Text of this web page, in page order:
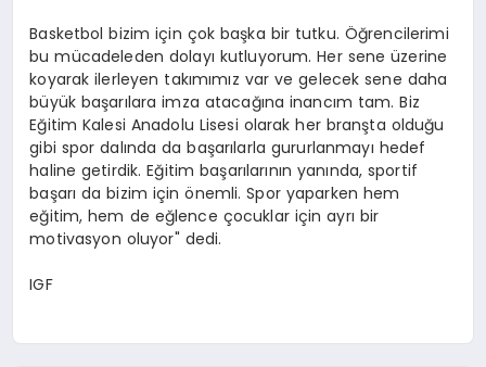
Basketbol bizim için çok başka bir tutku. Öğrencilerimi
bu mücadeleden dolayı kutluyorum. Her sene üzerine
koyarak ilerleyen takımımız var ve gelecek sene daha
büyük başarılara imza atacağına inancım tam. Biz
Eğitim Kalesi Anadolu Lisesi olarak her branşta olduğu
gibi spor dalında da başarılarla gururlanmayı hedef
haline getirdik. Eğitim başarılarının yanında, sportif
başarı da bizim için önemli. Spor yaparken hem
eğitim, hem de eğlence çocuklar için ayrı bir
motivasyon oluyor" dedi.
IGF